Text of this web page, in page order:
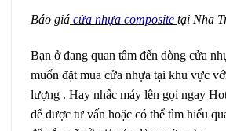
Báo giá cửa nhựa composite tại Nha
Bạn ở đang quan tâm đến dòng cửa
muốn đặt mua cửa nhựa tại khu vực
lượng . Hay nhấc máy lên gọi ngay
để được tư vấn hoặc có thể tìm hiểu